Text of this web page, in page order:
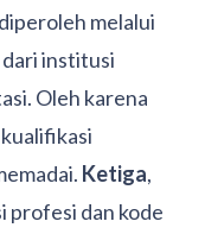
melalui
institusi
Oleh karena
Ketiga,
profesi dan kode